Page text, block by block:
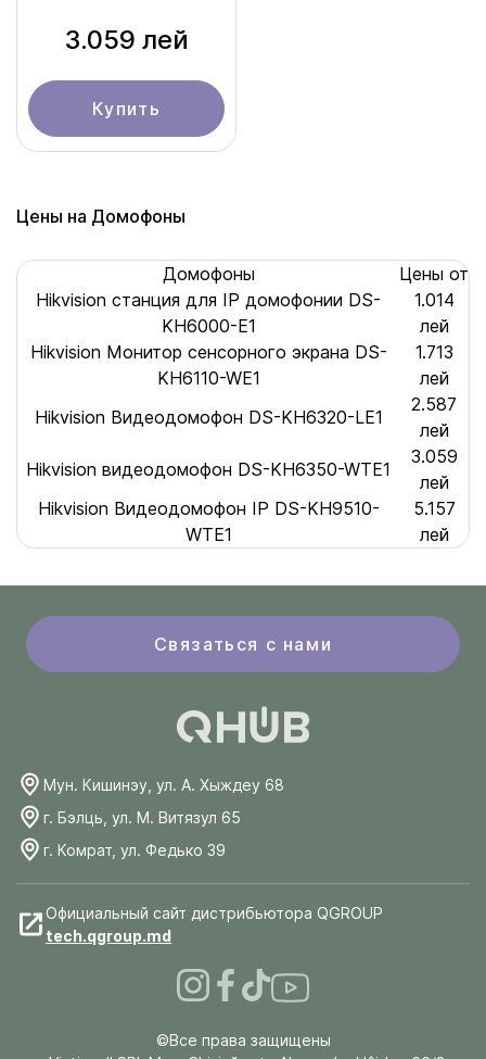
3.059 лей
Купить
Цены на Домофоны
Домофоны
Цены от
Hikvision станция для IP домофонии DS-
KH6000-E1
1.014
лей
Hikvision Монитор сенсорного экрана DS-
KH6110-WE1
1.713
лей
Hikvision Видеодомофон DS-KH6320-LE1
2.587
лей
Hikvision видеодомофон DS-KH6350-WTE1
3.059
лей
Hikvision Видеодомофон IP DS-KH9510-
WTE1
5.157
лей
Связаться с нами
Мун. Кишинэу, ул. А. Хыждеу 68
г. Бэлць, ул. М. Витязул 65
г. Комрат, ул. Федько 39
Официальный сайт дистрибьютора QGROUP
tech.qgroup.md
©Все права защищены